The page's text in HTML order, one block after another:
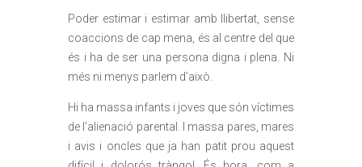
Poder estimar i estimar amb llibertat, sense
coaccions de cap mena, és al centre del que
és i ha de ser una persona digna i plena. Ni
més ni menys parlem d’això.
Hi ha massa infants i joves que són víctimes
de l’alienació parental. I massa pares, mares
i avis i oncles que ja han patit prou aquest